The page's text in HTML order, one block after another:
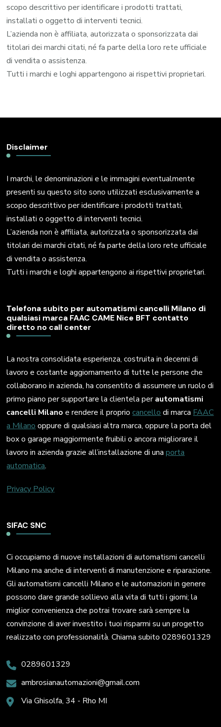
scopo descrittivo per identificare i prodotti trattati,
installati o oggetto di interventi tecnici.
L’azienda non è affiliata, autorizzata o sponsorizzata dai
titolari dei marchi citati, né fa parte della loro rete ufficiale
di vendita o assistenza.
Tutti i marchi e loghi appartengono ai rispettivi proprietari.
Disclaimer
I marchi, le denominazioni e le immagini eventualmente
presenti su questo sito sono utilizzati esclusivamente a
scopo descrittivo per identificare i prodotti trattati,
installati o oggetto di interventi tecnici.
L’azienda non è affiliata, autorizzata o sponsorizzata dai
titolari dei marchi citati, né fa parte della loro rete ufficiale
di vendita o assistenza.
Tutti i marchi e loghi appartengono ai rispettivi proprietari.
Telefona subito per automatismi cancelli Milano di
qualsiasi marca FAAC CAME Nice BFT contatto
diretto no call center
La nostra consolidata esperienza, costruita in decenni di
lavoro e costante aggiornamento di tutte le persone che
collaborano in azienda, ha consentito di assumere un ruolo di
primo piano per supportare la clientela perautomatismi
cancelli Milano e rendere il propriocancello di marca FAAC
a Milano oppure di qualsiasi altra marca, oppure la porta del
box o garage maggiormente fruibili o ancora migliorare il
lavoro in azienda grazie all’installazione di unaporta
automatica.
Privacy Policy
SIFAC SNC
Ci occupiamo di nuove installazioni di automatismi cancelli
Milano ma anche di interventi di manutenzione e riparazione.
Gli automatismi cancelli Milano e le automazioni in genere
possono dare grande sollievo alla vita di tutti i giorni; la
miglior convenienza che potrai trovare sarà sempre la
convinzione di aver investito i tuoi risparmi su un progetto
realizzato con professionalità. Chiama subito 0289601329
0289601329
ambrosianautomazioni@gmail.com
Via Ghisolfa, 34 - Rho MI